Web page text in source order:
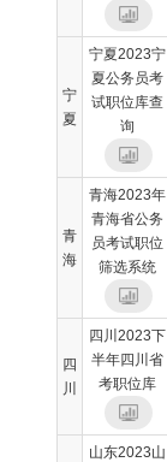
宁
夏
宁夏2023宁
夏公务员考
试职位库查
询
青
海
青海2023年
青海省公务
员考试职位
筛选系统
四
川
四川2023下
半年四川省
考职位库
山东2023山